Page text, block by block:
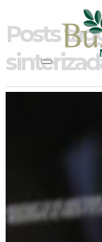
Posts